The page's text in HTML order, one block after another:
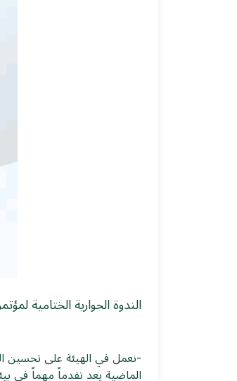
الندوة الحوارية الختامية